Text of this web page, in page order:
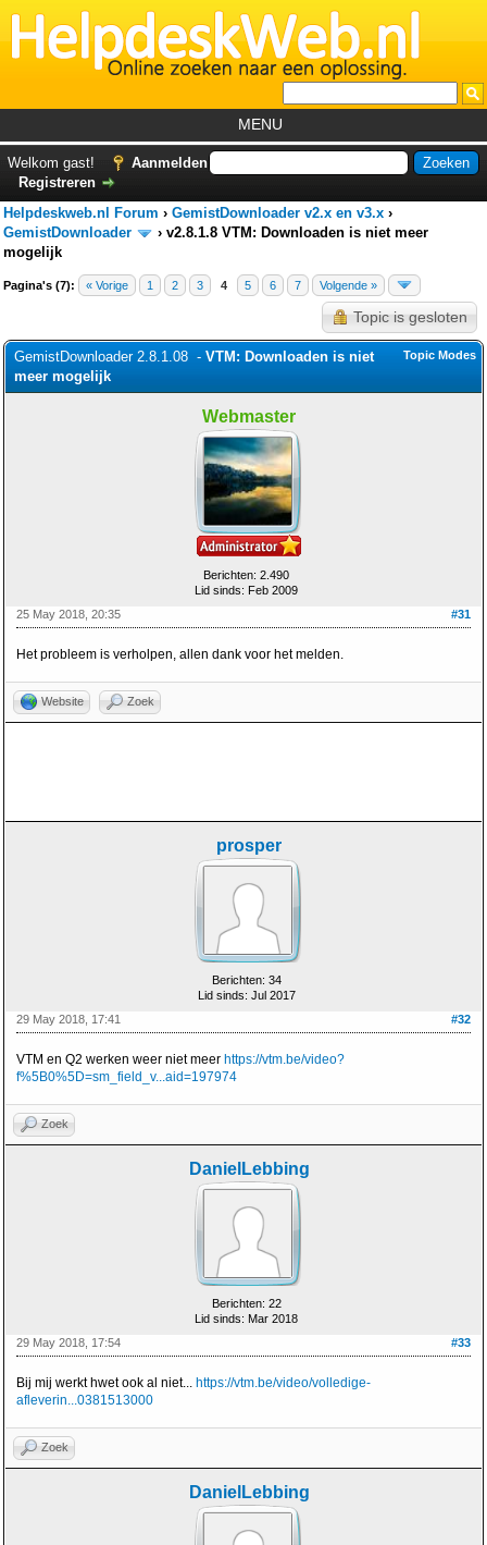
MENU
Foutcodes
GemistDownloader*
Forum
Welkom gast!
Aanmelden
Registreren
Helpdeskweb.nl Forum › GemistDownloader v2.x en v3.x ›
GemistDownloader
› v2.8.1.8 VTM: Downloaden is niet meer
mogelijk
Pagina's (7): « Vorige 1 2 3 4 5 6 7 Volgende »
Topic is gesloten
Topic Modes
GemistDownloader 2.8.1.08 - VTM: Downloaden is niet
meer mogelijk
Webmaster
Berichten: 2.490
Lid sinds: Feb 2009
#31
25 May 2018, 20:35
Het probleem is verholpen, allen dank voor het melden.
Website Zoek
prosper
Berichten: 34
Lid sinds: Jul 2017
#32
29 May 2018, 17:41
VTM en Q2 werken weer niet meer https://vtm.be/video?
f%5B0%5D=sm_field_v...aid=197974
Zoek
DanielLebbing
Berichten: 22
Lid sinds: Mar 2018
#33
29 May 2018, 17:54
Bij mij werkt hwet ook al niet... https://vtm.be/video/volledige-
afleverin...0381513000
Zoek
DanielLebbing